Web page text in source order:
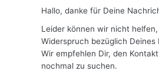
Hallo, danke für Deine
Leider können wir nicht
Widerspruch bezüglich
Wir empfehlen Dir, den
nochmal zu suchen.